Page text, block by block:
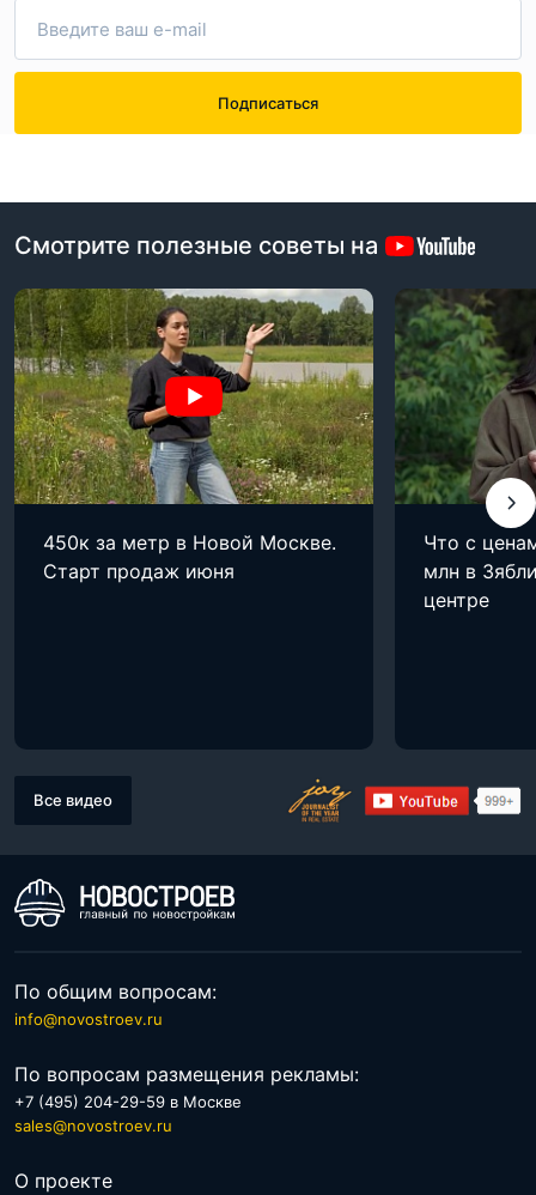
Подписаться
Смотрите полезные советы на
450к за метр в Новой Москве.
Старт продаж июня
Что с
млн в
центре
Все видео
По общим вопросам:
info@novostroev.ru
По вопросам размещения рекламы:
+7 (495) 204-29-59 в Москве
sales@novostroev.ru
О проекте